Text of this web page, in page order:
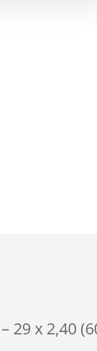
x 2,40